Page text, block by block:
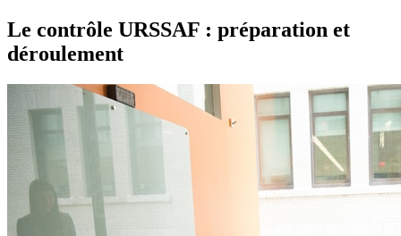
Le contrôle URSSAF : préparation et
déroulement